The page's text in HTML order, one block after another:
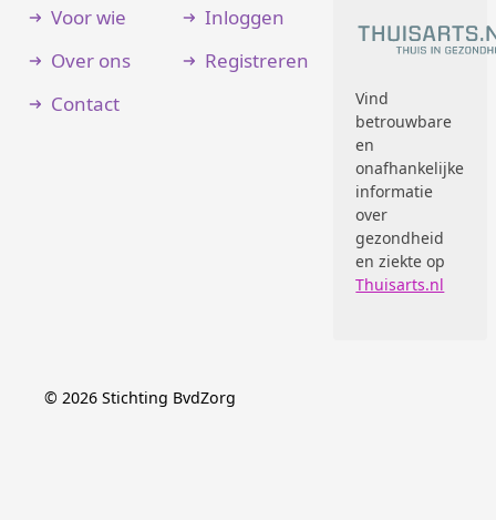
Voor wie
Over ons
Contact
Inloggen
Registreren
Vind
betrouwbare
en
onafhankelijke
informatie
over
gezondheid
en ziekte op
Thuisarts.nl
© 2026 Stichting BvdZorg